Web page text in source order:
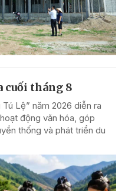
cuối tháng 8
Lệ” năm 2026 diễn ra
động văn hóa, góp
thống và phát triển du